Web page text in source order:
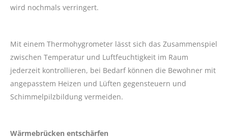
wird nochmals verringert.
Mit einem Thermohygrometer lässt sich das Zusammenspiel
zwischen Temperatur und Luftfeuchtigkeit im Raum
jederzeit kontrollieren, bei Bedarf können die Bewohner mit
angepasstem Heizen und Lüften gegensteuern und
Schimmelpilzbildung vermeiden.
Wärmebrücken entschärfen